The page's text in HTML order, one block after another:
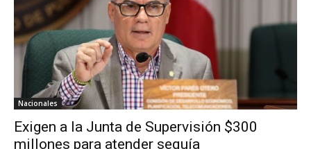
Nacionales
Exigen a la Junta de Supervisión $300
millones para atender sequía